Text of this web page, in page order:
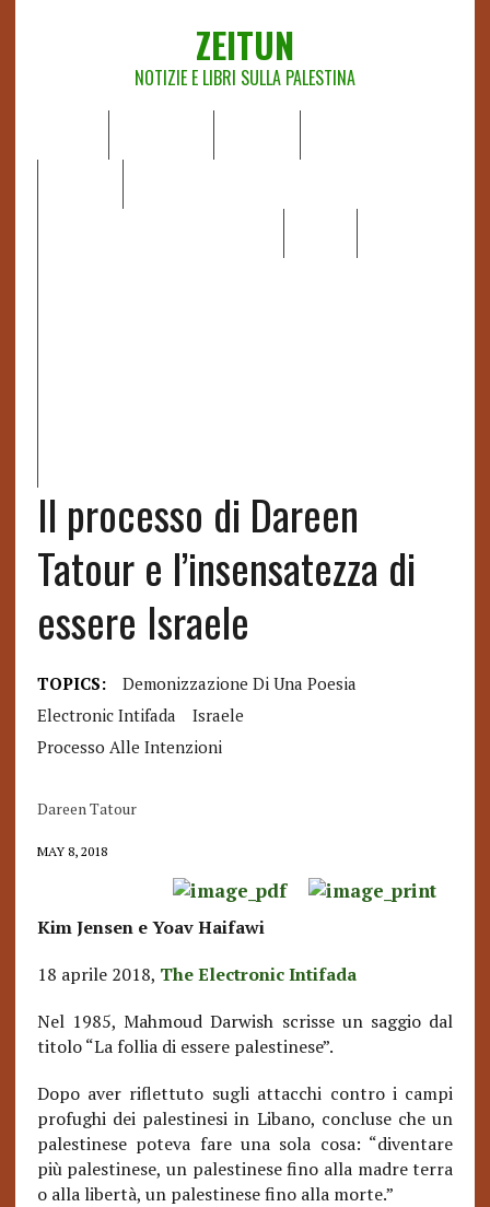
ZEITUN
NOTIZIE E LIBRI SULLA PALESTINA
Il processo di Dareen
Tatour e l’insensatezza di
essere Israele
TOPICS:
Demonizzazione Di Una Poesia
Electronic Intifada
Israele
Processo Alle Intenzioni
Dareen Tatour
MAY 8, 2018
Kim Jensen e Yoav Haifawi
18 aprile 2018, The Electronic Intifada
Nel 1985, Mahmoud Darwish scrisse un saggio dal
titolo “La follia di essere palestinese”.
Dopo aver riflettuto sugli attacchi contro i campi
profughi dei palestinesi in Libano, concluse che un
palestinese poteva fare una sola cosa: “diventare
più palestinese, un palestinese fino alla madre terra
o alla libertà, un palestinese fino alla morte.”